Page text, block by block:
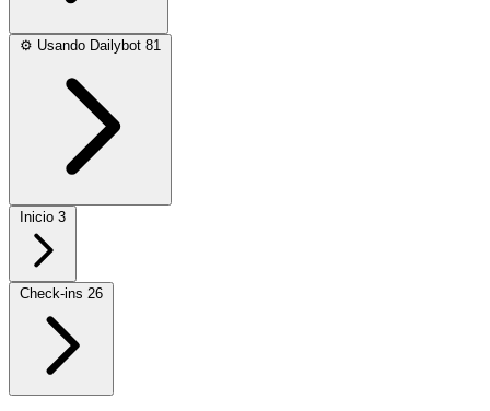
⚙️ Usando Dailybot 81
Inicio 3
Check-ins 26